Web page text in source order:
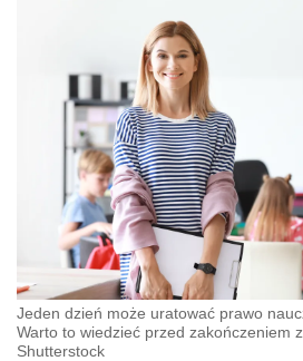
Jeden dzień może uratować prawo
Warto to wiedzieć przed zakończeniem
Shutterstock